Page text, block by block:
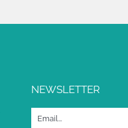
NEWSLETTER